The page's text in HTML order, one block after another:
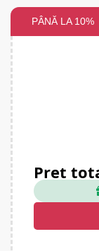
PÂNĂ LA 10%
Preț